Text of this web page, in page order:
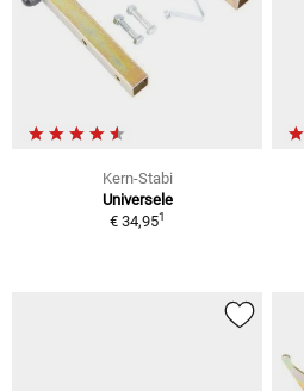
Kern-Stabi
Universele
€ 34,951